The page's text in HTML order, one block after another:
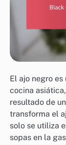
El ajo negro
cocina
resultado de
transforma el
solo se utiliza
sopas en la